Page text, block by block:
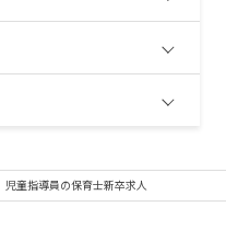
児童指導員の保育士新卒求人